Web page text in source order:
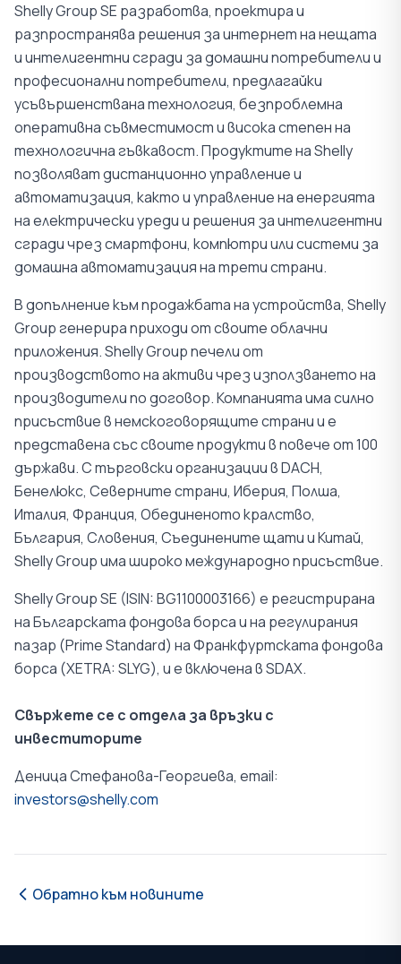
Shelly Group SE разработва, проектира и
разпространява решения за интернет на нещата
и интелигентни сгради за домашни потребители и
професионални потребители, предлагайки
усъвършенствана технология, безпроблемна
оперативна съвместимост и висока степен на
технологична гъвкавост. Продуктите на Shelly
позволяват дистанционно управление и
автоматизация, както и управление на енергията
на електрически уреди и решения за интелигентни
сгради чрез смартфони, компютри или системи за
домашна автоматизация на трети страни.
В допълнение към продажбата на устройства, Shelly
Group генерира приходи от своите облачни
приложения. Shelly Group печели от
производството на активи чрез използването на
производители по договор. Компанията има силно
присъствие в немскоговорящите страни и е
представена със своите продукти в повече от 100
държави. С търговски организации в DACH,
Бенелюкс, Северните страни, Иберия, Полша,
Италия, Франция, Обединеното кралство,
България, Словения, Съединените щати и Китай,
Shelly Group има широко международно присъствие.
Shelly Group SE (ISIN: BG1100003166) е регистрирана
на Българската фондова борса и на регулирания
пазар (Prime Standard) на Франкфуртската фондова
борса (XETRA: SLYG), и е включена в SDAX.
Свържете се с отдела за връзки с
инвеститорите
Деница Стефанова-Георгиева, email:
investors@shelly.com
Обратно към новините